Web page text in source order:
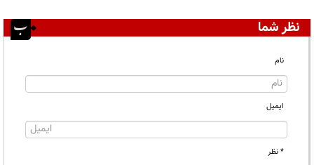
نظر شما
نام
ایمیل
* نظر